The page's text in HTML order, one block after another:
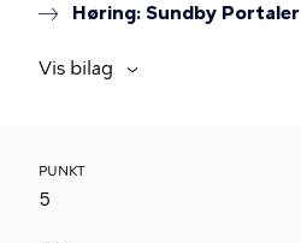
Høring: Sundby Portaler
Vis bilag
PUNKT
5